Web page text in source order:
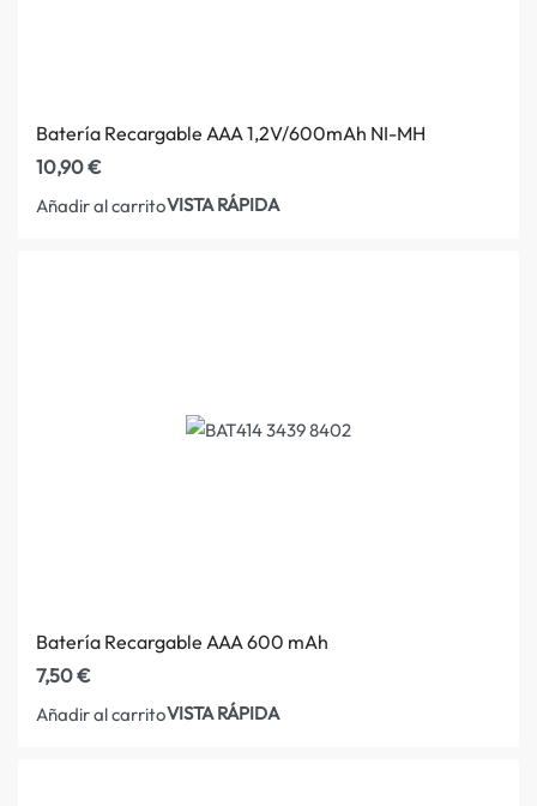
Batería Recargable AAA 1,2V/600mAh NI-MH
10,90€
Añadir al carritoVISTA RÁPIDA
Batería Recargable AAA 600 mAh
7,50€
Añadir al carritoVISTA RÁPIDA